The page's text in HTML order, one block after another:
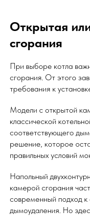
Открытая
сгорания
При выборе котла
сгорания. От этого
требования к
Модели с открытой
классической
соответствующего
решение, которое
правильных условий
Напольный
камерой сгорания
современный подход к
дымоудаления. Но